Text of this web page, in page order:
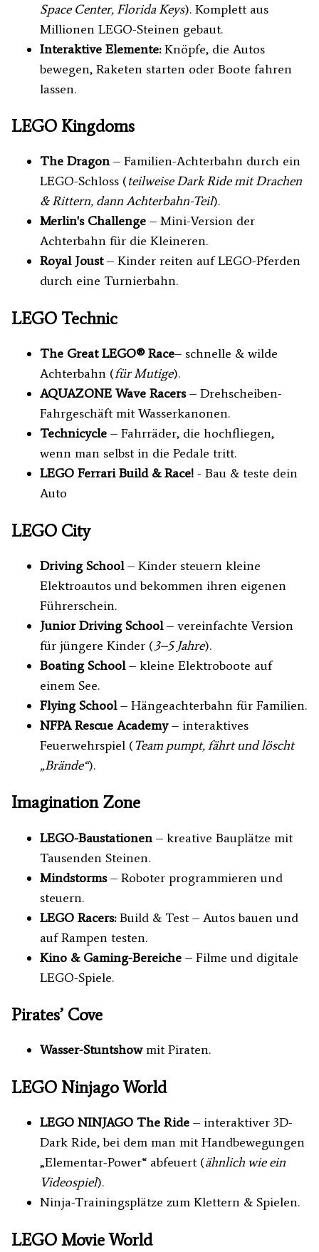
Space Center, Florida Keys). Komplett aus
Millionen LEGO-Steinen gebaut.
Interaktive Elemente:Knöpfe, die Autos
bewegen, Raketen starten oder Boote fahren
lassen.
LEGO Kingdoms
The Dragon – Familien-Achterbahn durch ein
LEGO-Schloss (teilweise Dark Ride mit Drachen
& Rittern, dann Achterbahn-Teil).
Merlin's Challenge – Mini-Version der
Achterbahn für die Kleineren.
Royal Joust– Kinder reiten auf LEGO-Pferden
durch eine Turnierbahn.
LEGO Technic
The Great LEGO® Race– schnelle & wilde
Achterbahn (für Mutige).
AQUAZONE Wave Racers– Drehscheiben-
Fahrgeschäft mit Wasserkanonen.
Technicycle – Fahrräder, die hochfliegen,
wenn man selbst in die Pedale tritt.
LEGO Ferrari Build & Race! - Bau & teste dein
Auto
LEGO City
Driving School– Kinder steuern kleine
Elektroautos und bekommen ihren eigenen
Führerschein.
Junior Driving School– vereinfachte Version
für jüngere Kinder (3–5 Jahre).
Boating School– kleine Elektroboote auf
einem See.
Flying School– Hängeachterbahn für Familien.
NFPA Rescue Academy– interaktives
Feuerwehrspiel (Team pumpt, fährt und löscht
„Brände“).
Imagination Zone
LEGO-Baustationen – kreative Bauplätze mit
Tausenden Steinen.
Mindstorms– Roboter programmieren und
steuern.
LEGO Racers:Build & Test – Autos bauen und
auf Rampen testen.
Kino & Gaming-Bereiche – Filme und digitale
LEGO-Spiele.
Pirates’ Cove
Wasser-Stuntshowmit Piraten.
LEGO Ninjago World
LEGO NINJAGO The Ride – interaktiver 3D-
Dark Ride, bei dem man mit Handbewegungen
„Elementar-Power“ abfeuert (ähnlich wie ein
Videospiel).
Ninja-Trainingsplätze zum Klettern & Spielen.
LEGO Movie World